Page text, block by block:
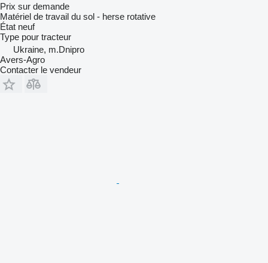
Prix sur demande
Matériel de travail du sol - herse rotative
État neuf
Type pour tracteur
Ukraine, m.Dnipro
Avers-Agro
Contacter le vendeur